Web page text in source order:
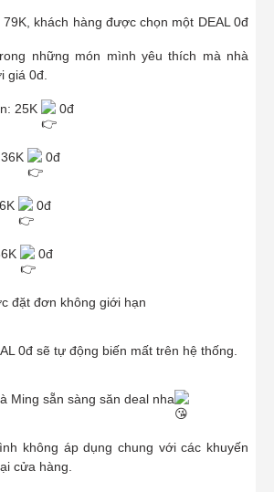
khách hàng được chọn một DEAL 0đ
những món mình yêu thích mà nhà
giá 0đ.
25K 0đ
0đ
0đ
0đ
đặt đơn không giới hạn
0đ sẽ tự động biến mất trên hệ thống.
Ming sẵn sàng săn deal nha
không áp dụng chung với các khuyến
cửa hàng.